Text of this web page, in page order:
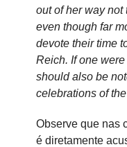
out of her way
even though far
devote their time
Reich. If one
should also be
celebrations of
Observe que nas
é diretamente